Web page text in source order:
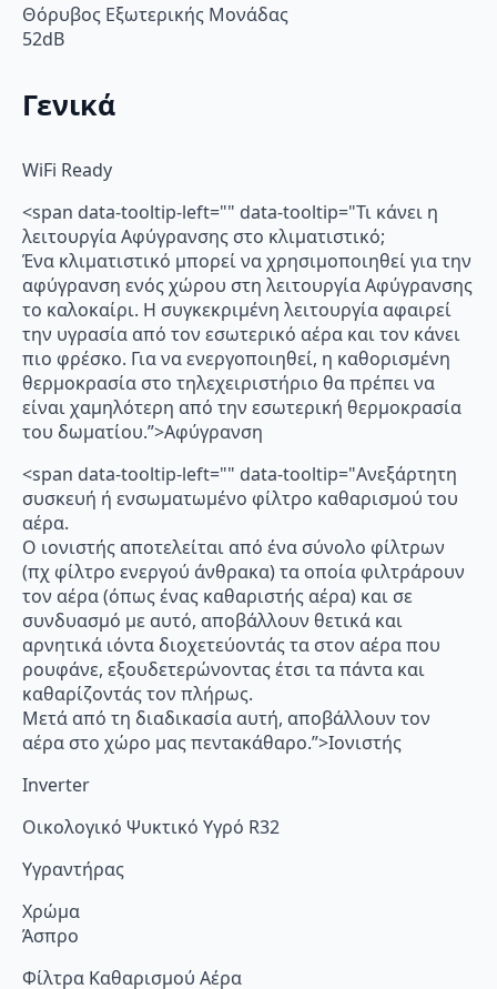
Θόρυβος Εξωτερικής Μονάδας
52dB
Γενικά
WiFi Ready
<span data-tooltip-left="" data-tooltip="Τι κάνει η
λειτουργία Αφύγρανσης στο κλιματιστικό;
Ένα κλιματιστικό μπορεί να χρησιμοποιηθεί για την
αφύγρανση ενός χώρου στη λειτουργία Αφύγρανσης
το καλοκαίρι. Η συγκεκριμένη λειτουργία αφαιρεί
την υγρασία από τον εσωτερικό αέρα και τον κάνει
πιο φρέσκο. Για να ενεργοποιηθεί, η καθορισμένη
θερμοκρασία στο τηλεχειριστήριο θα πρέπει να
είναι χαμηλότερη από την εσωτερική θερμοκρασία
του δωματίου.”>Αφύγρανση
<span data-tooltip-left="" data-tooltip="Ανεξάρτητη
συσκευή ή ενσωματωμένο φίλτρο καθαρισμού του
αέρα.
Ο ιονιστής αποτελείται από ένα σύνολο φίλτρων
(πχ φίλτρο ενεργού άνθρακα) τα οποία φιλτράρουν
τον αέρα (όπως ένας καθαριστής αέρα) και σε
συνδυασμό με αυτό, αποβάλλουν θετικά και
αρνητικά ιόντα διοχετεύοντάς τα στον αέρα που
ρουφάνε, εξουδετερώνοντας έτσι τα πάντα και
καθαρίζοντάς τον πλήρως.
Μετά από τη διαδικασία αυτή, αποβάλλουν τον
αέρα στο χώρο μας πεντακάθαρο.”>Ιονιστής
Inverter
Οικολογικό Ψυκτικό Υγρό R32
Υγραντήρας
Χρώμα
Άσπρο
Φίλτρα Καθαρισμού Αέρα